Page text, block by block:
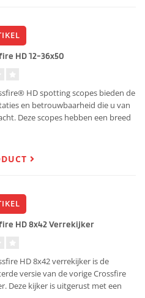
HD 12-36x50
HD spotting scopes bieden de
en betrouwbaarheid die u van
Deze scopes hebben een breed
de Arca-Swiss compatibiliteit
HD 8x42 Verrekijker
HD 8x42 verrekijker is de
versie van de vorige Crossfire
Deze kijker is uitgerust met een